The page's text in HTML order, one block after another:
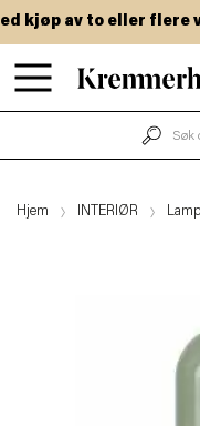
Hopp
til
kjøp av to eller flere
Hjem INTERIØR